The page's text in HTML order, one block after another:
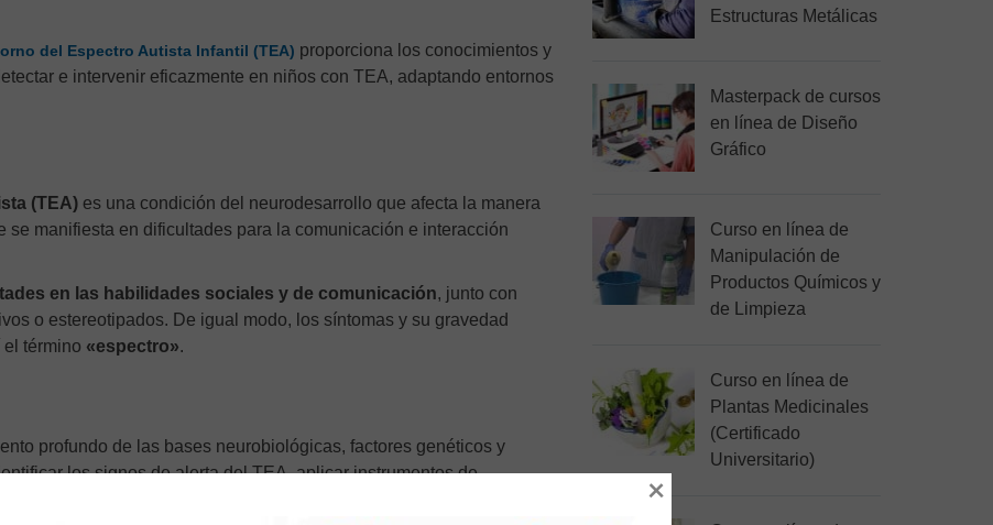
del Espectro Autista Infantil (TEA) proporciona los conocimientos y
e intervenir eficazmente en niños con TEA, adaptando entornos
(TEA) es una condición del neurodesarrollo que afecta la manera
se manifiesta en dificultades para la comunicación e interacción
en las habilidades sociales y de comunicación, junto con
o estereotipados. De igual modo, los síntomas y su gravedad
término «espectro».
profundo de las bases neurobiológicas, factores genéticos y
los signos de alerta del TEA, aplicar instrumentos de
Estructuras Metálicas
Masterpack de cursos
en línea de Diseño
Gráfico
Curso en línea de
Manipulación de
Productos Químicos y
de Limpieza
Curso en línea de
Plantas Medicinales
(Certificado
Universitario)
×